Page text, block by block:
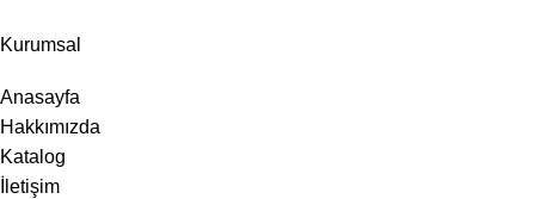
Kurumsal
Anasayfa
Hakkımızda
Katalog
İletişim